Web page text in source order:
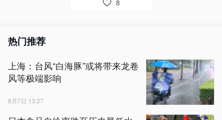
8
热门推荐
上海：台风“白海豚”或将带来龙卷
风等极端影响
8月7日 13:27